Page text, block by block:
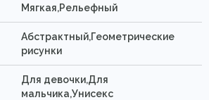
Мягкая,Рельефный
Абстрактный,Геометрические
рисунки
Для девочки,Для
мальчика,Унисекс